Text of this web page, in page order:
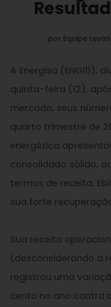
por Equipe
A Energisa (ENGI11),
quinta-feira (12),
mercado, seus
quarto trimestre de
energética
consolidado sólido,
termos de receita,
sua forte
Sua receita
(desconsiderando a
registrou uma
cento no ano contra